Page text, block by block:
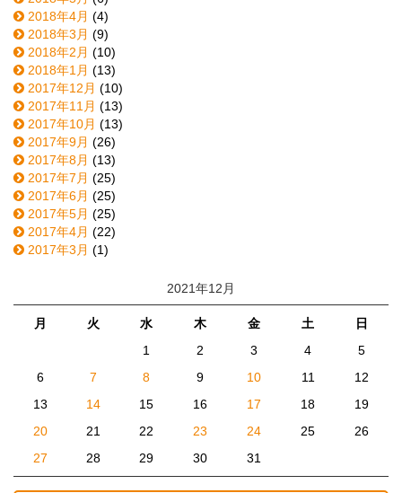
2018年4月 (4)
2018年3月 (9)
2018年2月 (10)
2018年1月 (13)
2017年12月 (10)
2017年11月 (13)
2017年10月 (13)
2017年9月 (26)
2017年8月 (13)
2017年7月 (25)
2017年6月 (25)
2017年5月 (25)
2017年4月 (22)
2017年3月 (1)
2021年12月
月 火 水 木 金 土
日
1
2 3 4
5
6
7 8 9 10 11
12
13
14 15 16 17 18
19
20
21 22 23 24 25
26
27
28 29 30 31